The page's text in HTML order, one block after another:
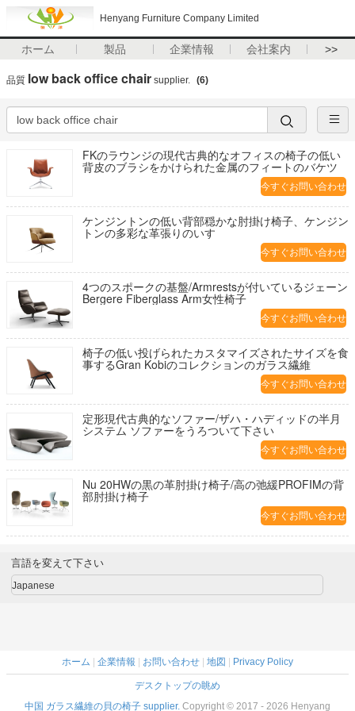
Henyang Furniture Company Limited
ホーム 製品 企業情報 会社案内 >>
品質 low back office chair supplier. (6)
FKのラウンジの現代古典的なオフィスの椅子の低い
背皮のブラシをかけられた金属のフィートのバケツ
今すぐお問い合わせ
ケンジントンの低い背部穏かな肘掛け椅子、ケンジン
トンの多彩な革張りのいす
今すぐお問い合わせ
4つのスポークの基盤/Armrestsが付いているジェーン
Bergere Fiberglass Arm女性椅子
今すぐお問い合わせ
椅子の低い投げられたカスタマイズされたサイズを食
事するGran Kobiのコレクションのガラス繊維
今すぐお問い合わせ
定形現代古典的なソファー/ザハ・ハディッドの半月
システム ソファーをうろついて下さい
今すぐお問い合わせ
Nu 20HWの黒の革肘掛け椅子/高の弛緩PROFIMの背
部肘掛け椅子
今すぐお問い合わせ
言語を変えて下さい
Japanese
ホーム 企業情報 お問い合わせ 地図 Privacy Policy
デスクトップの眺め
中国 ガラス繊維の貝の椅子 supplier. Copyright © 2017 - 2026 Henyang